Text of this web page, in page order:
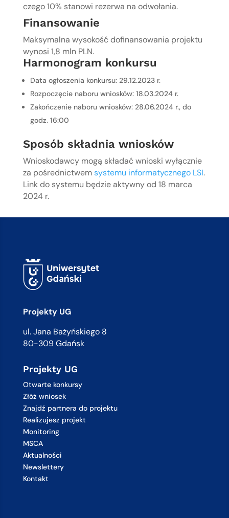
czego 10% stanowi rezerwa na odwołania.
Finansowanie
Maksymalna wysokość dofinansowania projektu
wynosi 1,8 mln PLN.
Harmonogram konkursu
Data ogłoszenia konkursu: 29.12.2023 r.
Rozpoczęcie naboru wniosków: 18.03.2024 r.
Zakończenie naboru wniosków: 28.06.2024 r., do
godz. 16:00
Sposób składnia wniosków
Wnioskodawcy mogą składać wnioski wyłącznie
za pośrednictwemsystemu informatycznego LSI.
Link do systemu będzie aktywny od 18 marca
2024 r.
Projekty UG
ul. Jana Bażyńskiego 8
80-309 Gdańsk
Projekty UG
Otwarte konkursy
Złóż wniosek
Znajdź partnera do projektu
Realizujesz projekt
Monitoring
MSCA
Aktualności
Newslettery
Kontakt